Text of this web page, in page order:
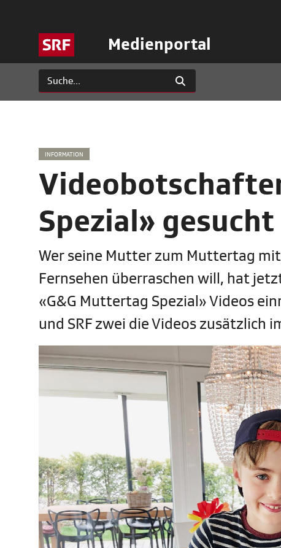
Medienportal
INFORMATION
Spezial» gesucht
Wer seine Mutter zum Muttertag
Fernsehen überraschen will, hat
«G&G Muttertag Spezial» Videos
und SRF zwei die Videos zusätzlich